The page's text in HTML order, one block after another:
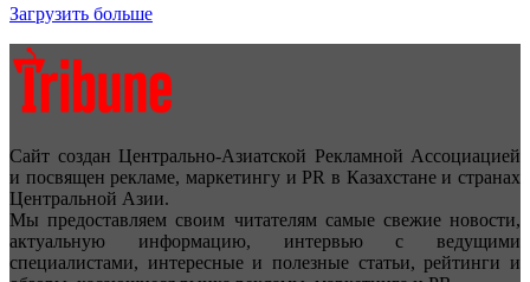
Загрузить больше
Сайт создан Центрально-Азиатской Рекламной Ассоциацией
и посвящен рекламе, маркетингу и PR в Казахстане и странах
Центральной Азии.
Мы предоставляем своим читателям самые свежие новости,
актуальную информацию, интервью с ведущими
специалистами, интересные и полезные статьи, рейтинги и